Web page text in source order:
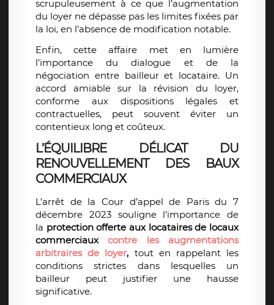
scrupuleusement à ce que l’augmentation
du loyer ne dépasse pas les limites fixées par
la loi, en l’absence de modification notable.
Enfin, cette affaire met en lumière
l’importance du dialogue et de la
négociation entre bailleur et locataire. Un
accord amiable sur la révision du loyer,
conforme aux dispositions légales et
contractuelles, peut souvent éviter un
contentieux long et coûteux.
L’ÉQUILIBRE DÉLICAT DU
RENOUVELLEMENT DES BAUX
COMMERCIAUX
L’arrêt de la Cour d’appel de Paris du 7
décembre 2023 souligne l’importance de
la protection offerte aux locataires de locaux
commerciauxcontre les augmentations
arbitraires de loyer, tout en rappelant les
conditions strictes dans lesquelles un
bailleur peut justifier une hausse
significative.